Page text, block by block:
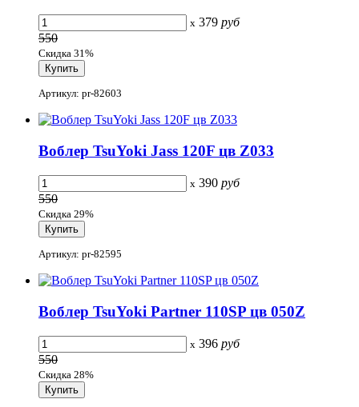
x 379 руб
550
Скидка 31%
Артикул: pr-82603
Воблер TsuYoki Jass 120F цв Z033
x 390 руб
550
Скидка 29%
Артикул: pr-82595
Воблер TsuYoki Partner 110SP цв 050Z
x 396 руб
550
Скидка 28%